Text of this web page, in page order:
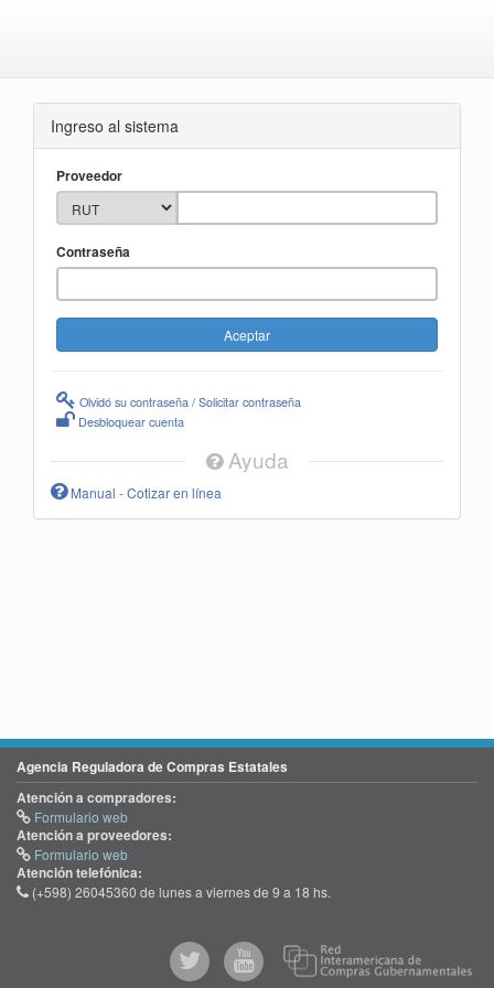
Ingreso al sistema
Proveedor
Contraseña
Olvidó su contraseña / Solicitar contraseña
Desbloquear cuenta
Ayuda
Manual - Cotizar en línea
Agencia Reguladora de Compras Estatales
Atención a compradores:
Formulario web
Atención a proveedores:
Formulario web
Atención telefónica:
(+598) 26045360 de lunes a viernes de 9 a 18 hs.
@comprasgubuy
ACCE